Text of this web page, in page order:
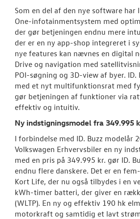
Som en del af den nye software har
One-infotainmentsystem med
der gør betjeningen endnu mere
der er en ny app-shop integreret i
nye features kan nævnes en digital
Drive og navigation med
POI-søgning og 3D-view af byer. ID.
med et nyt multifunktionsrat med
gør betjeningen af funktioner via
effektiv og intuitiv.
Ny indstigningsmodel fra 349.995
I forbindelse med ID. Buzz modelår
Volkswagen Erhvervsbiler en ny
med en pris på 349.995 kr. gør ID.
endnu flere danskere. Det er en
Kort Life, der nu også tilbydes i en
kWh-timer batteri, der giver en
(WLTP). En ny og effektiv 190 hk
motorkraft og samtidig et lavt